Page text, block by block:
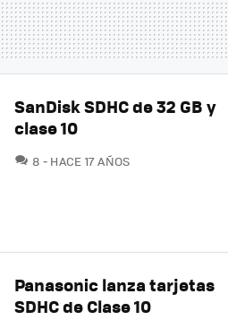
SanDisk SDHC de 32 GB y
clase 10
8 COMENTARIOS
HACE 17 AÑOS
Panasonic lanza tarjetas
SDHC de Clase 10